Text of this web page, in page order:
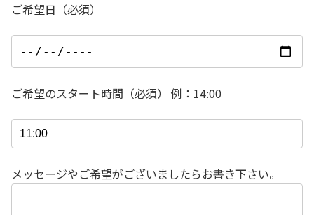
ご希望日（必須）
ご希望のスタート時間（必須） 例：14:00
メッセージやご希望がございましたらお書き下さい。